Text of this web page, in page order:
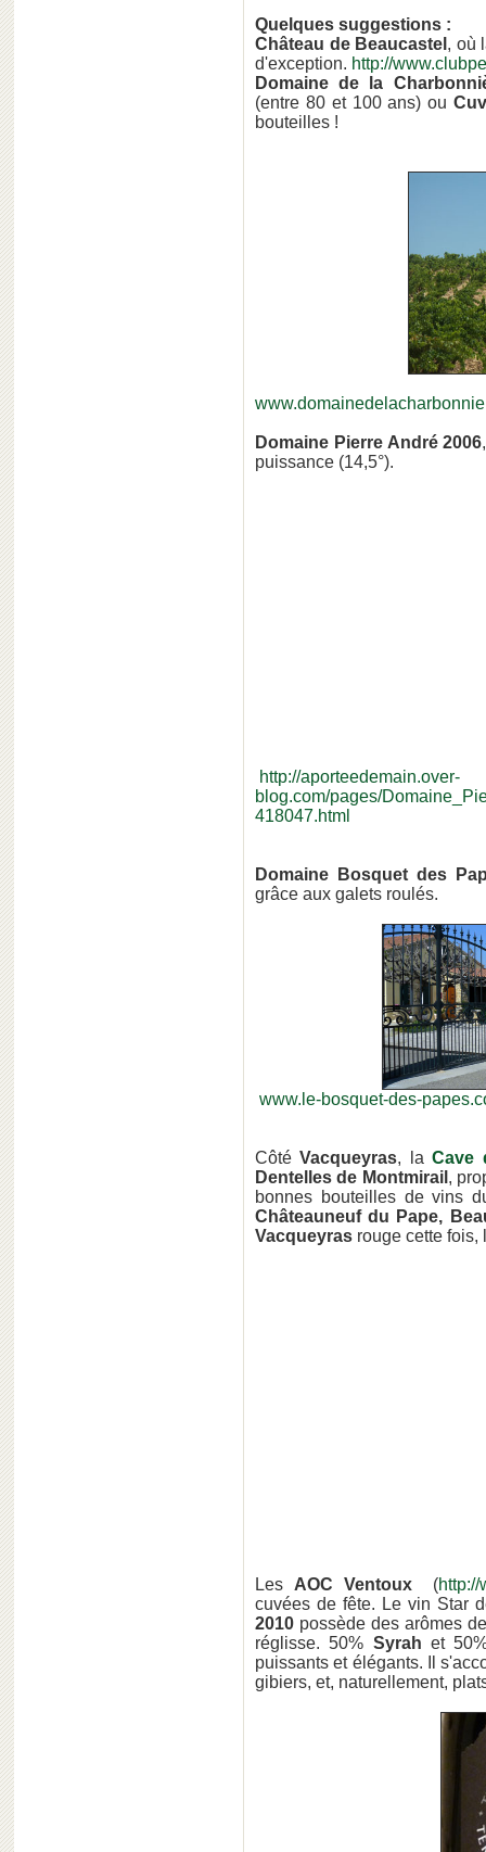
Quelques suggestions :
Château de Beaucastel , où
d'exception. http://
Domaine de la
(entre 80 et 100 ans) ou
bouteilles !
Domaine Pierre André 2006
puissance (14,5°).
http://aporteedemain.over-
blog.com/pages/
418047.html
Domaine Bosquet des
grâce aux galets roulés.
www.le-bosquet-des-
CôtéVacqueyras, laCave
Dentelles de Montmirail ,
bonnes bouteilles de vins
Châteauneuf du Pape,
Vacqueyras rouge cette fois,
Les AOC Ventoux (
cuvées de fête. Le vin Star
2010 possède des arômes
réglisse. 50% Syrah et
puissants et élégants. Il
gibiers, et, naturellement,